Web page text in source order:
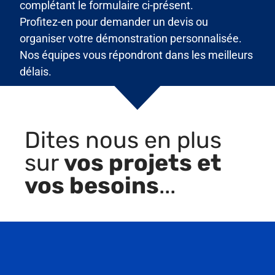
Cas Client : La centrale
La signature électronique : un
atout numérique pour le BTP
Responsable pôle CSM –
Customer Success Manager –
H/F
complétant le formulaire ci-présent.
Profitez-en pour demander un devis ou
organiser votre démonstration personnalisée.
Nos équipes vous répondront dans les meilleurs
délais.
Dites nous en plus
survos projets et
vos besoins...